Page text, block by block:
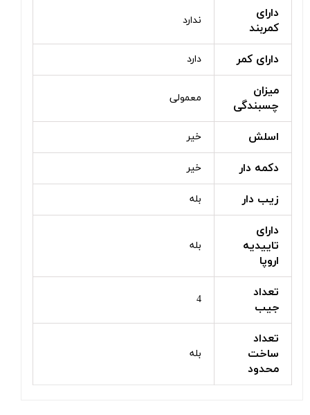
دارای
کمربند
ندارد
دارای کمر دارد
میزان
چسبندگی
معمولی
اسلش خیر
دکمه دار خیر
زیب دار بله
دارای
تاییدیه
اروپا
بله
تعداد
جیب
4
تعداد
ساخت
محدود
بله